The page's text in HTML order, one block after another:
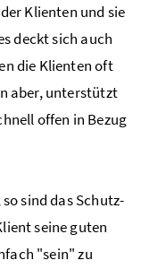
Klienten und sie
deckt sich auch
die Klienten oft
aber, unterstützt
offen in Bezug
sind das Schutz-
seine guten
"sein" zu